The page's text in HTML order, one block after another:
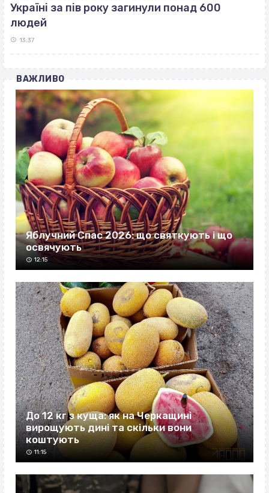
Україні за пів року загинули понад 600
людей
13:37
ВАЖЛИВО
Яблучний Спас 2026: що святкують і що
освячують
12:15
До 12 кг з куща: як на Черкащині
вирощують дині та скільки вони
коштують
11:15